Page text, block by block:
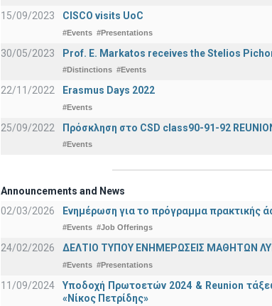
15/09/2023 CISCO visits UoC
#Events #Presentations
30/05/2023 Prof. E. Markatos receives the Stelios
#Distinctions #Events
22/11/2022 Erasmus Days 2022
#Events
25/09/2022 Πρόσκληση στο CSD class90-91-92
#Events
Announcements and News
02/03/2026
Ενημέρωση για το πρόγραμμα πρακτικής
#Events #Job Offerings
24/02/2026 ΔΕΛΤΙΟ ΤΥΠΟΥ ΕΝΗΜΕΡΩΣΕΙΣ ΜΑΘΗΤΩΝ
#Events #Presentations
11/09/2024
Υποδοχή Πρωτοετών 2024 & Reunion
«Νίκος Πετρίδης»